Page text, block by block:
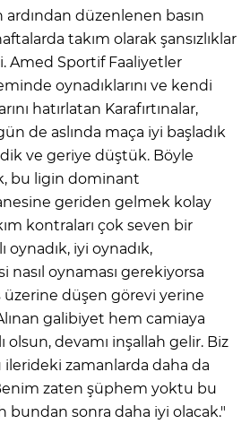
ardından düzenlenen basın
takım olarak şansızlıklar
Amed Sportif Faaliyetler
oynadıklarını ve kendi
hatırlatan Karafırtınalar,
de aslında maça iyi başladık
ve geriye düştük. Böyle
bu ligin dominant
geriden gelmek kolay
kontraları çok seven bir
oynadık, iyi oynadık,
nasıl oynaması gerekiyorsa
üzerine düşen görevi yerine
galibiyet hem camiaya
olsun, devamı inşallah gelir. Biz
ilerideki zamanlarda daha da
zaten şüphem yoktu bu
bundan sonra daha iyi olacak."